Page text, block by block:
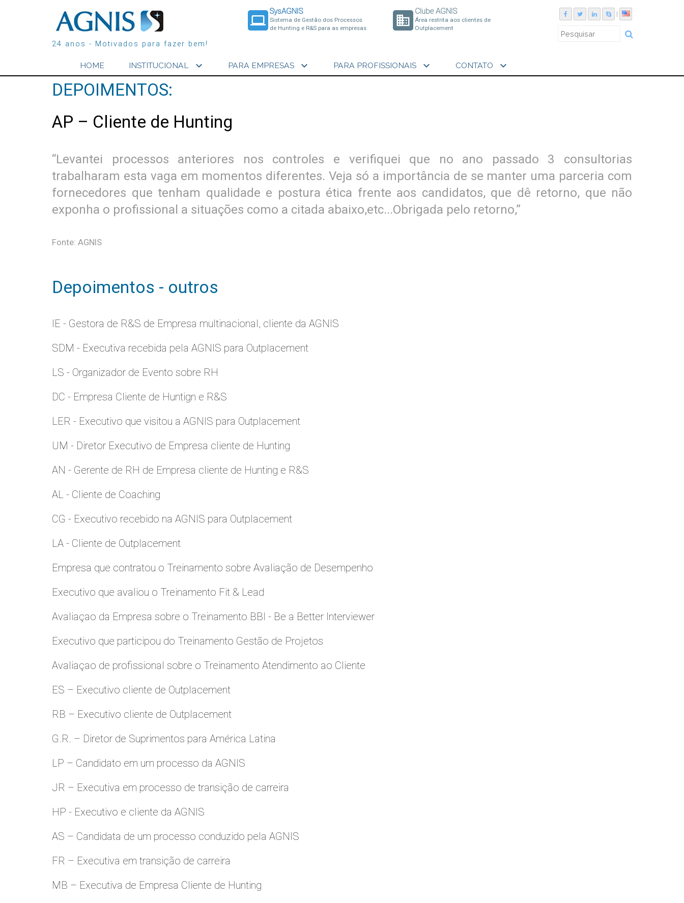
24 anos - Motivados para fazer bem!
laptop
SysAGNIS
Sistema de Gestão dos Processos
de Hunting e R&S para as empresas
business
Clube AGNIS
Área restrita aos clientes de
Outplacement
HOME INSTITUCIONAL expand_more PARA EMPRESAS expand_more PARA PROFISSIONAIS expand_more CONTATO expand_more
DEPOIMENTOS:
AP – Cliente de Hunting
“Levantei processos anteriores nos controles e verifiquei que no ano passado 3 consultorias
trabalharam esta vaga em momentos diferentes. Veja só a importância de se manter uma parceria com
fornecedores que tenham qualidade e postura ética frente aos candidatos, que dê retorno, que não
exponha o profissional a situações como a citada abaixo,etc...Obrigada pelo retorno,”
Fonte: AGNIS
Depoimentos - outros
IE - Gestora de R&S de Empresa multinacional, cliente da AGNIS
SDM - Executiva recebida pela AGNIS para Outplacement
LS - Organizador de Evento sobre RH
DC - Empresa Cliente de Huntign e R&S
LER - Executivo que visitou a AGNIS para Outplacement
UM - Diretor Executivo de Empresa cliente de Hunting
AN - Gerente de RH de Empresa cliente de Hunting e R&S
AL - Cliente de Coaching
CG - Executivo recebido na AGNIS para Outplacement
LA - Cliente de Outplacement
Empresa que contratou o Treinamento sobre Avaliação de Desempenho
Executivo que avaliou o Treinamento Fit & Lead
Avaliaçao da Empresa sobre o Treinamento BBI - Be a Better Interviewer
Executivo que participou do Treinamento Gestão de Projetos
Avaliaçao de profissional sobre o Treinamento Atendimento ao Cliente
ES – Executivo cliente de Outplacement
RB – Executivo cliente de Outplacement
G.R. – Diretor de Suprimentos para América Latina
LP – Candidato em um processo da AGNIS
JR – Executiva em processo de transição de carreira
HP - Executivo e cliente da AGNIS
AS – Candidata de um processo conduzido pela AGNIS
FR – Executiva em transição de carreira
MB – Executiva de Empresa Cliente de Hunting